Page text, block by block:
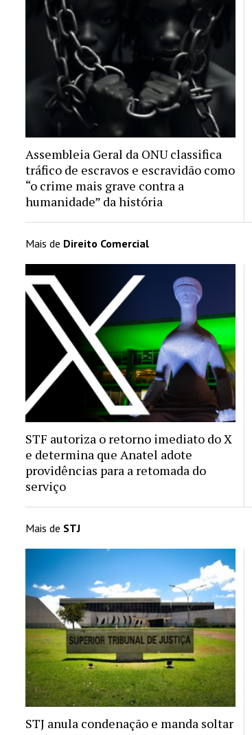
Assembleia Geral da ONU classifica
tráfico de escravos e escravidão como
“o crime mais grave contra a
humanidade” da história
Mais de Direito Comercial
STF autoriza o retorno imediato do X
e determina que Anatel adote
providências para a retomada do
serviço
Mais de STJ
STJ anula condenação e manda soltar